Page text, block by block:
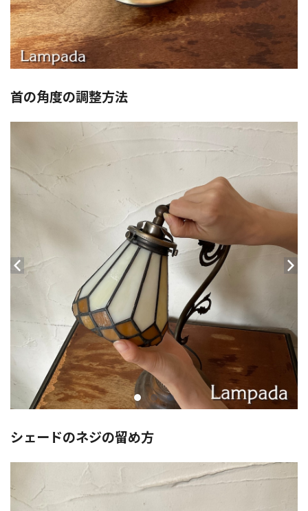
首の角度の調整方法
シェードのネジの留め方